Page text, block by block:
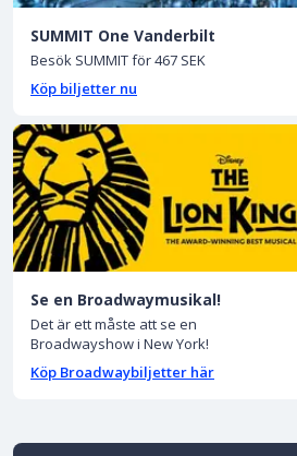
SUMMIT One Vanderbilt
Besök SUMMIT för 467 SEK
Köp biljetter nu
Se en Broadwaymusikal!
Det är ett måste att se en
Broadwayshow i New York!
Köp Broadwaybiljetter här